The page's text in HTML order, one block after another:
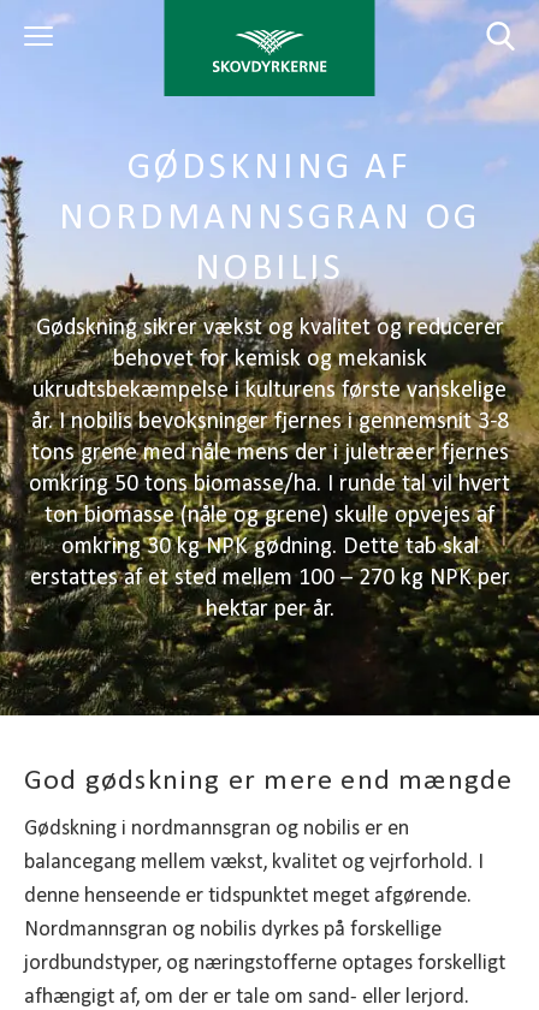
GØDSKNING AF
NORDMANNSGRAN OG
NOBILIS
Gødskning sikrer vækst og kvalitet og reducerer
behovet for kemisk og mekanisk
ukrudtsbekæmpelse i kulturens første vanskelige
år. I nobilis bevoksninger fjernes i gennemsnit 3-8
tons grene med nåle mens der i juletræer fjernes
omkring 50 tons biomasse/ha. I runde tal vil hvert
ton biomasse (nåle og grene) skulle opvejes af
omkring 30 kg NPK gødning. Dette tab skal
erstattes af et sted mellem 100 – 270 kg NPK per
hektar per år.
God gødskning er mere end mængde
Gødskning i nordmannsgran og nobilis er en
balancegang mellem vækst, kvalitet og vejrforhold. I
denne henseende er tidspunktet meget afgørende.
Nordmannsgran og nobilis dyrkes på forskellige
jordbundstyper, og næringstofferne optages forskelligt
afhængigt af, om der er tale om sand- eller lerjord.